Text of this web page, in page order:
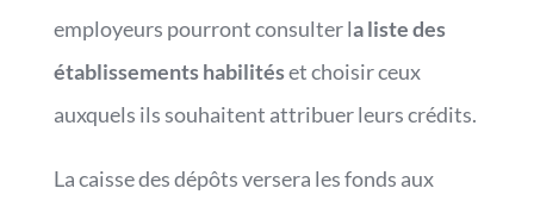
employeurs pourront consulter la liste des
établissements habilitéset choisir ceux
auxquels ils souhaitent attribuer leurs crédits.
La caisse des dépôts versera les fonds aux